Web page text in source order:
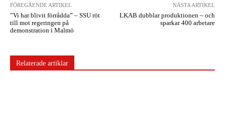
FÖREGÅENDE ARTIKEL
”Vi har blivit förrådda” – SSU röt
till mot regeringen på
demonstration i Malmö
NÄSTA ARTIKEL
LKAB dubblar produktionen – och
sparkar 400 arbetare
Relaterade artiklar